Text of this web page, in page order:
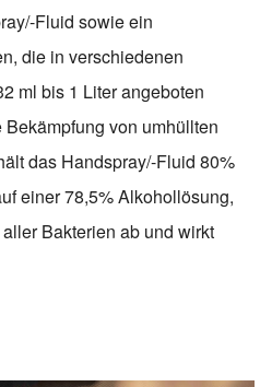
Fluid sowie ein
die in verschiedenen
ml bis 1 Liter angeboten
von umhüllten
das Handspray/-Fluid 80%
einer 78,5% Alkohollösung,
Bakterien ab und wirkt